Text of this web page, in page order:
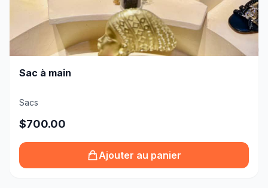
Sac à main
Sacs
$700.00
Ajouter au panier